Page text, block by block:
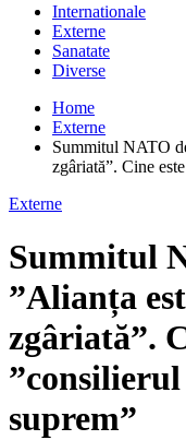
Internationale
Externe
Sanatate
Diverse
Home
Externe
Summitul NATO
zgâriată”. Cine
Externe
Summitul
”Alianța
zgâriată”.
suprem”